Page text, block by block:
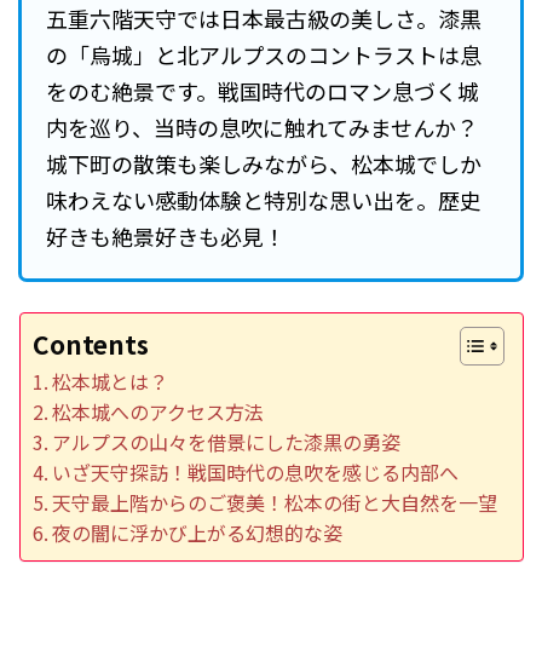
五重六階天守では日本最古級の美しさ。漆黒
の「烏城」と北アルプスのコントラストは息
をのむ絶景です。戦国時代のロマン息づく城
内を巡り、当時の息吹に触れてみませんか？
城下町の散策も楽しみながら、松本城でしか
味わえない感動体験と特別な思い出を。歴史
好きも絶景好きも必見！
Contents
松本城とは？
松本城へのアクセス方法
アルプスの山々を借景にした漆黒の勇姿
いざ天守探訪！戦国時代の息吹を感じる内部へ
天守最上階からのご褒美！松本の街と大自然を一望
夜の闇に浮かび上がる幻想的な姿